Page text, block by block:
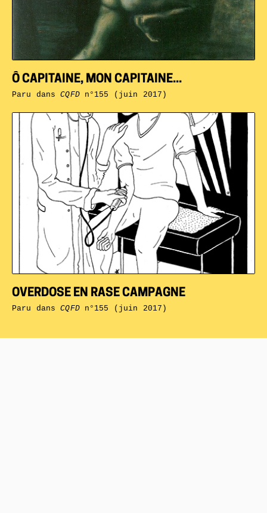
OVERDOSE EN RASE CAMPAGNE
Paru dansCQFDn°155 (juin 2017)
Ô CAPITAINE, MON CAPITAINE...
Paru dansCQFDn°155 (juin 2017)